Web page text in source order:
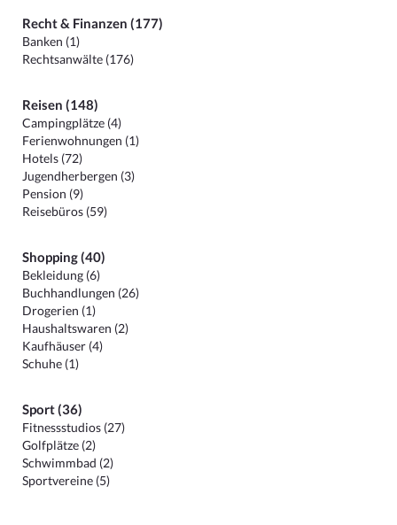
Recht & Finanzen (177)
Banken (1)
Rechtsanwälte (176)
Reisen (148)
Campingplätze (4)
Ferienwohnungen (1)
Hotels (72)
Jugendherbergen (3)
Pension (9)
Reisebüros (59)
Shopping (40)
Bekleidung (6)
Buchhandlungen (26)
Drogerien (1)
Haushaltswaren (2)
Kaufhäuser (4)
Schuhe (1)
Sport (36)
Fitnessstudios (27)
Golfplätze (2)
Schwimmbad (2)
Sportvereine (5)